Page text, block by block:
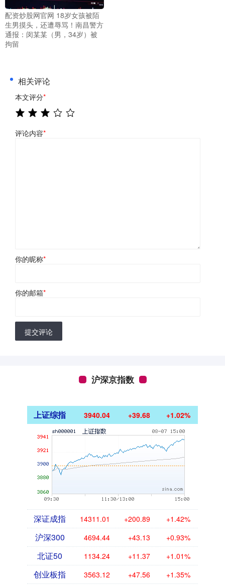
配资炒股网官网 18岁女孩被陌
生男摸头，还遭辱骂！南昌警方
通报：闵某某（男，34岁）被
拘留
相关评论
本文评分*
评论内容*
你的昵称*
你的邮箱*
提交评论
沪深京指数
上证综指 3940.04 +39.68 +1.02%
深证成指 14311.01 +200.89 +1.42%
沪深300 4694.44 +43.13 +0.93%
北证50 1134.24 +11.37 +1.01%
创业板指 3563.12 +47.56 +1.35%